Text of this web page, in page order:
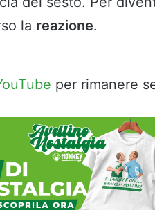
la reazione.
per rimanere